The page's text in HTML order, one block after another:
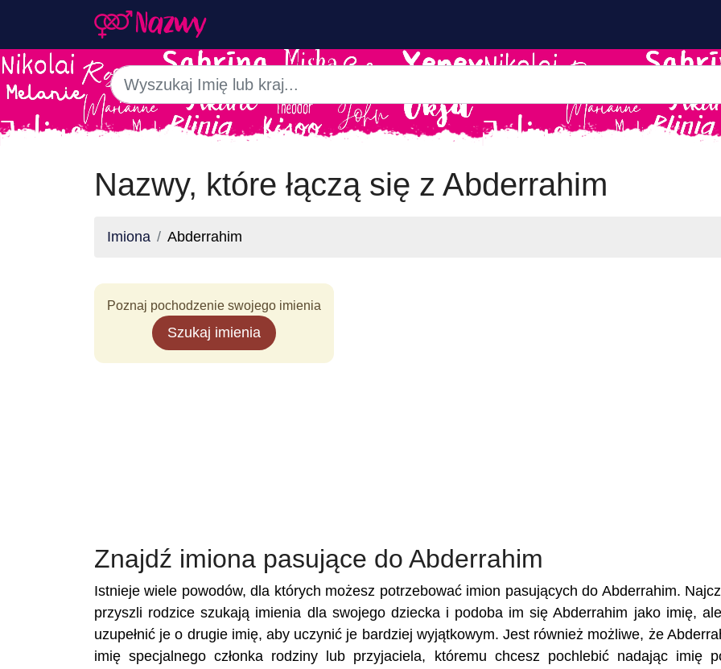
Nazwy, które łączą się z Abderrahim
Imiona Abderrahim
Poznaj pochodzenie swojego imienia
Szukaj imienia
Znajdź imiona pasujące do Abderrahim
Istnieje wiele powodów, dla których możesz potrzebować imion pasujących do Abderrahim.
przyszli rodzice szukają imienia dla swojego dziecka i podoba im się Abderrahim jako imię,
uzupełnić je o drugie imię, aby uczynić je bardziej wyjątkowym. Jest również możliwe, że
imię specjalnego członka rodziny lub przyjaciela, któremu chcesz pochlebić nadając imię